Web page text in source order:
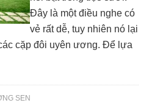
Đây là một điều nghe có
vẻ rất dễ, tuy nhiên nó lại
cặp đôi uyên ương. Để lựa
SEN